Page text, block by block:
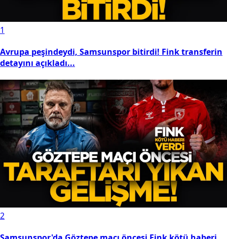
1
Avrupa peşindeydi, Samsunspor bitirdi! Fink transferin
detayını açıkladı...
2